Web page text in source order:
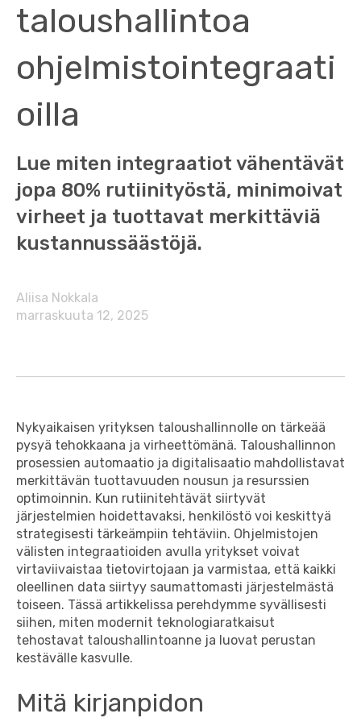
taloushallintoa
ohjelmistointegraati
oilla
Lue miten integraatiot vähentävät
jopa 80% rutiinityöstä, minimoivat
virheet ja tuottavat merkittäviä
kustannussäästöjä.
Aliisa Nokkala
marraskuuta 12, 2025
Nykyaikaisen yrityksen taloushallinnolle on tärkeää
pysyä tehokkaana ja virheettömänä. Taloushallinnon
prosessien automaatio ja digitalisaatio mahdollistavat
merkittävän tuottavuuden nousun ja resurssien
optimoinnin. Kun rutiinitehtävät siirtyvät
järjestelmien hoidettavaksi, henkilöstö voi keskittyä
strategisesti tärkeämpiin tehtäviin. Ohjelmistojen
välisten integraatioiden avulla yritykset voivat
virtaviivaistaa tietovirtojaan ja varmistaa, että kaikki
oleellinen data siirtyy saumattomasti järjestelmästä
toiseen. Tässä artikkelissa perehdymme syvällisesti
siihen, miten modernit teknologiaratkaisut
tehostavat taloushallintoanne ja luovat perustan
kestävälle kasvulle.
Mitä kirjanpidon